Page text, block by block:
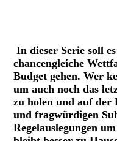
In dieser Serie soll
chancengleiche
Budget gehen. Wer
um auch noch das
zu holen und auf der
und fragwürdigen
Regelauslegungen